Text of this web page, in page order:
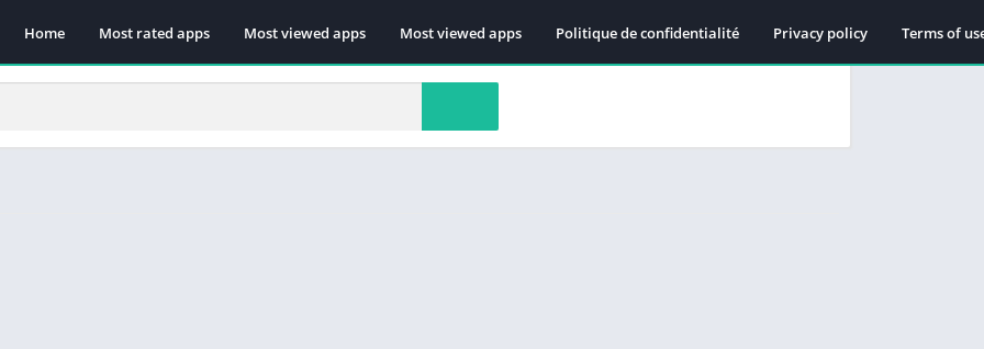
Home Most rated apps Most viewed apps Most viewed apps Politique de confidentialité Privacy policy Terms of